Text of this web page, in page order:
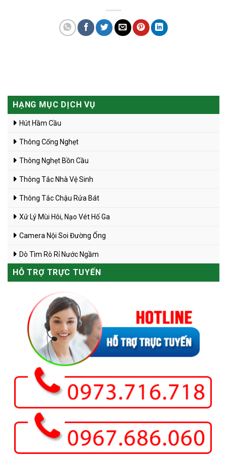
HẠNG MỤC DỊCH VỤ
Hút Hầm Cầu
Thông Cống Nghẹt
Thông Nghẹt Bồn Cầu
Thông Tắc Nhà Vệ Sinh
Thông Tắc Chậu Rửa Bát
Xử Lý Mùi Hôi, Nạo Vét Hố Ga
Camera Nội Soi Đường Ống
Dò Tìm Rò Rỉ Nước Ngầm
HỖ TRỢ TRỰC TUYẾN